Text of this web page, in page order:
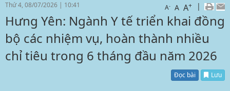
Thứ 4, 08/07/2026 | 10:41 A- A A+ |
Hưng Yên: Ngành Y tế triển khai đồng
bộ các nhiệm vụ, hoàn thành nhiều
chỉ tiêu trong 6 tháng đầu năm 2026
Đọc bài Lưu